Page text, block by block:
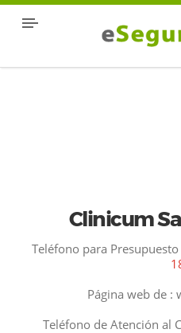
Clinicum
Teléfono para
Página web de :
Teléfono de Atención al